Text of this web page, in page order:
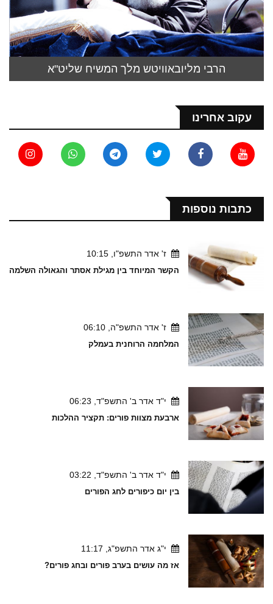
הרבי מליובאוויטש מלך המשיח שליט"א
עקוב אחרינו
כתבות נוספות
ז' אדר התשפ"ו, 10:15
הקשר המיוחד בין מגילת אסתר והגאולה השלמה
ז' אדר התשפ"ה, 06:10
המלחמה הרוחנית בעמלק
י"ד אדר ב' התשפ"ד, 06:23
ארבעת מצוות פורים: תקציר ההלכות
י"ד אדר ב' התשפ"ד, 03:22
בין יום כיפורים לחג הפורים
י"ג אדר התשפ"ג, 11:17
אז מה עושים בערב פורים ובחג פורים?